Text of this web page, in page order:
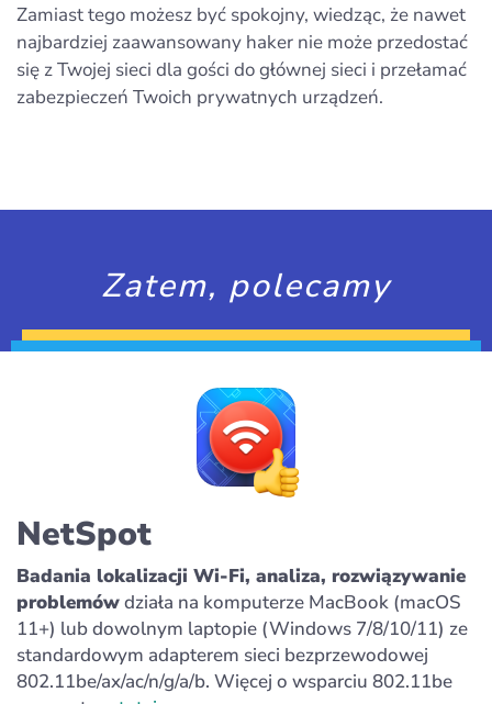
Zamiast tego możesz być spokojny, wiedząc, że nawet
najbardziej zaawansowany haker nie może przedostać
się z Twojej sieci dla gości do głównej sieci i przełamać
zabezpieczeń Twoich prywatnych urządzeń.
Zatem, polecamy
NetSpot
Badania lokalizacji Wi-Fi, analiza, rozwiązywanie
problemówdziała na komputerze MacBook (macOS
11+) lub dowolnym laptopie (Windows 7/8/10/11) ze
standardowym adapterem sieci bezprzewodowej
802.11be/ax/ac/n/g/a/b. Więcej o wsparciu 802.11be